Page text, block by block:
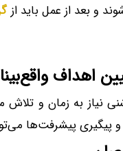
و بعد از عمل باید از
نیاز به زمان و تلاش
پیگیری پیشرفت‌ها